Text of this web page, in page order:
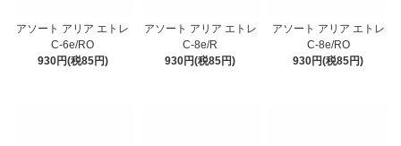
アソート アリア エトレ
C-6e/RO
930円(税85円)
アソート アリア エトレ
C-8e/R
930円(税85円)
アソート アリア エトレ
C-8e/RO
930円(税85円)